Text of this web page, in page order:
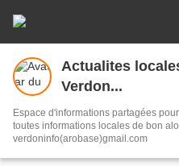
Actualites
Verdon...
Espace d'informations partagées pour les Communes , les Associations et
toutes informations locales de bon
verdoninfo(arobase)gmail.com